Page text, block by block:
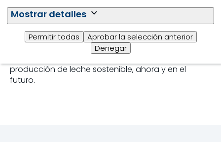
Mostrar detalles
Permitir todas
Aprobar la selección anterior
Denegar
vida y el número de lactancias por vaca al mejorar
la fertilidad, aumentar el rendimiento lácteo por
lactancia y reducir los sacrificios involuntarios. Esto
no sólo mejorará el rendimiento financiero de la
producción de leche sostenible, ahora y en el
futuro.